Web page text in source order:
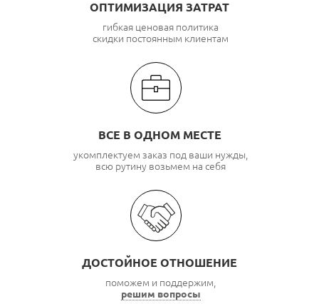
ОПТИМИЗАЦИЯ ЗАТРАТ
гибкая ценовая политика
скидки постоянным клиентам
ВСЕ В ОДНОМ МЕСТЕ
укомплектуем заказ под ваши нужды,
всю рутину возьмем на себя
ДОСТОЙНОЕ ОТНОШЕНИЕ
поможем и поддержим,
решим вопросы